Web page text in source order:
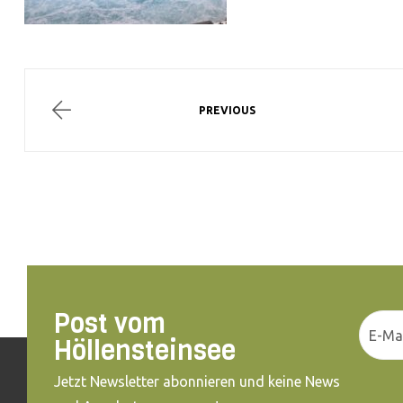
PREVIOUS
Post vom
Höllensteinsee
Jetzt Newsletter abonnieren und keine News